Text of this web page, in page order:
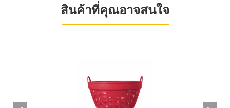
สินค้าที่คุณอาจสนใจ